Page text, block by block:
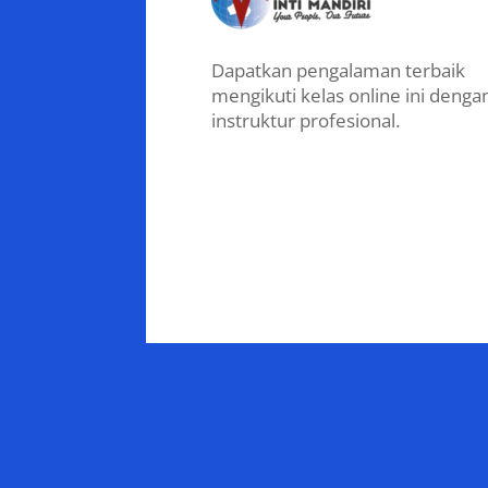
Dapatkan pengalaman terbaik
mengikuti kelas online ini
instruktur profesional.